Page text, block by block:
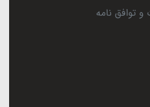
و توافق نامه